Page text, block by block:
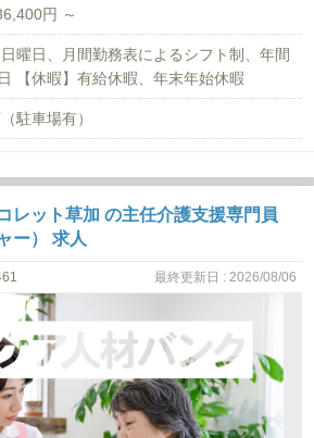
円 ～
日曜日、月間勤務表によるシフト制、年間
【休暇】有給休暇、年末年始休暇
駐車場有）
レット草加 の主任介護支援専門員
ー） 求人
最終更新日 : 2026/08/06